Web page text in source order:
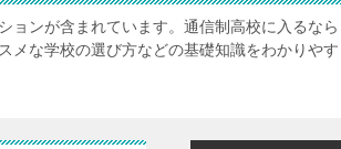
ョンが含まれています。通信制高校に入るな
メな学校の選び方などの基礎知識をわかりやす